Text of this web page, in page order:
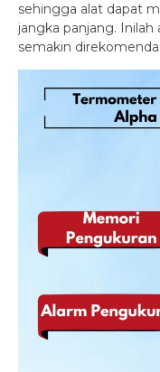
sehingga alat dapat
jangka panjang.
semakin